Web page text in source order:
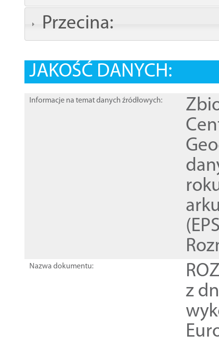
Przecina:
JAKOŚĆ DANYCH:
Informacje na temat danych źródłowych:
Nazwa dokumentu:
z